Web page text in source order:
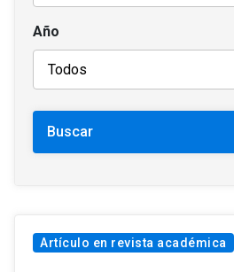
Año
Buscar
Artículo en revista académica